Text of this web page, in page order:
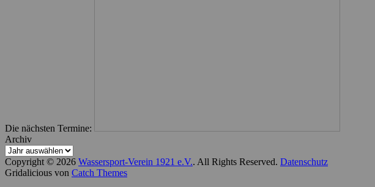
Die nächsten Termine:
Archiv
Copyright © 2026 Wassersport-Verein 1921 e.V.. All Rights Reserved. Datenschutz
Gridalicious von Catch Themes